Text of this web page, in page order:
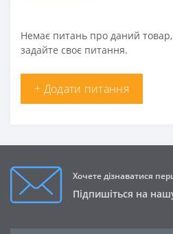
Немає питань про даний
задайте своє питання.
+ Додати питання
Хочете дізнаватися
Підпишіться на